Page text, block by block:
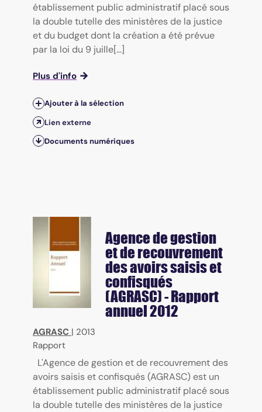
établissement public administratif placé sous
la double tutelle des ministères de la justice
et du budget dont la création a été prévue
par la loi du 9 juille[...]
Plus d'info
Ajouter à la sélection
Lien externe
Documents numériques
Agence de gestion
et de recouvrement
des avoirs saisis et
confisqués
(AGRASC) - Rapport
annuel 2012
AGRASC | 2013
Rapport
L'Agence de gestion et de recouvrement des
avoirs saisis et confisqués (AGRASC) est un
établissement public administratif placé sous
la double tutelle des ministères de la justice